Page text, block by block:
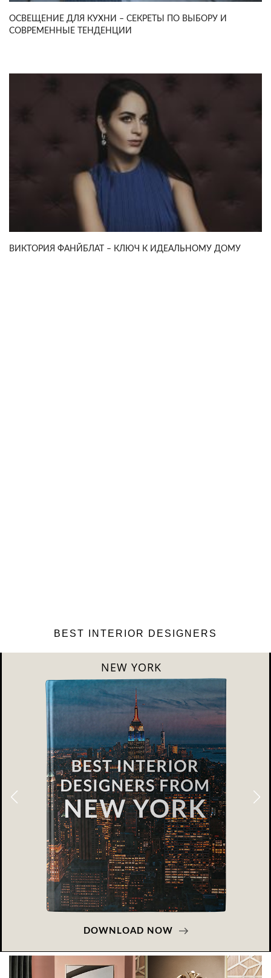
ОСВЕЩЕНИЕ ДЛЯ КУХНИ – СЕКРЕТЫ ПО ВЫБОРУ И
СОВРЕМЕННЫЕ ТЕНДЕНЦИИ
ВИКТОРИЯ ФАНЙБЛАТ – КЛЮЧ К ИДЕАЛЬНОМУ ДОМУ
BEST INTERIOR DESIGNERS
LONDON
DOWNLOAD NOW